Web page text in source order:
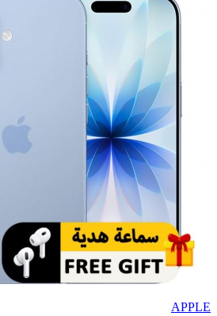
APPLE